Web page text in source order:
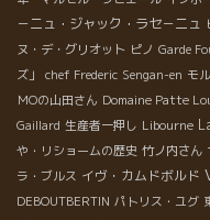
－ニュ・ジャック・ラセ－ニュ
ヌ・デ・グリオット ピノ Garde
ズ」
chef Frederic Sengan-en モ
ＭОの山田さん Domaine Patte
Gaillard 生産者一押し Libourne
や・リショームの歴史 竹ノ内さん
ラ・ブルス イヴ・カムドボルド
DEBOUTBERTIN パトリス・ユグ